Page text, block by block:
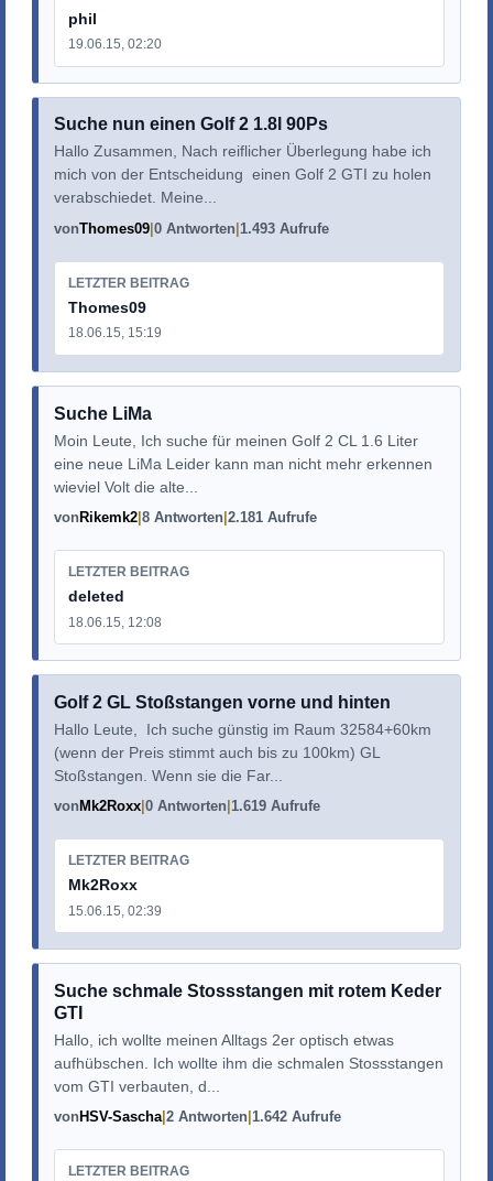
phil
19.06.15, 02:20
Suche nun einen Golf 2 1.8l 90Ps
Hallo Zusammen, Nach reiflicher Überlegung habe ich
mich von der Entscheidung einen Golf 2 GTI zu holen
verabschiedet. Meine...
vonThomes09 0 Antworten 1.493 Aufrufe
LETZTER BEITRAG
Thomes09
18.06.15, 15:19
Suche LiMa
Moin Leute, Ich suche für meinen Golf 2 CL 1.6 Liter
eine neue LiMa Leider kann man nicht mehr erkennen
wieviel Volt die alte...
vonRikemk2 8 Antworten 2.181 Aufrufe
LETZTER BEITRAG
deleted
18.06.15, 12:08
Golf 2 GL Stoßstangen vorne und hinten
Hallo Leute, Ich suche günstig im Raum 32584+60km
(wenn der Preis stimmt auch bis zu 100km) GL
Stoßstangen. Wenn sie die Far...
von Mk2Roxx 0 Antworten 1.619 Aufrufe
LETZTER BEITRAG
Mk2Roxx
15.06.15, 02:39
Suche schmale Stossstangen mit rotem Keder
GTI
Hallo, ich wollte meinen Alltags 2er optisch etwas
aufhübschen. Ich wollte ihm die schmalen Stossstangen
vom GTI verbauten, d...
vonHSV-Sascha 2 Antworten 1.642 Aufrufe
LETZTER BEITRAG